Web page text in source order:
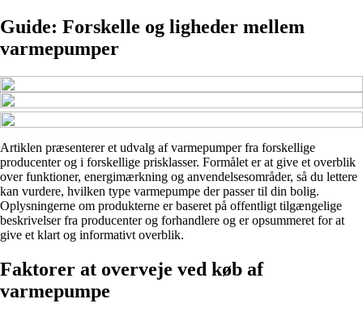
Guide: Forskelle og ligheder mellem
varmepumper
Artiklen præsenterer et udvalg af varmepumper fra forskellige
producenter og i forskellige prisklasser. Formålet er at give et overblik
over funktioner, energimærkning og anvendelsesområder, så du lettere
kan vurdere, hvilken type varmepumpe der passer til din bolig.
Oplysningerne om produkterne er baseret på offentligt tilgængelige
beskrivelser fra producenter og forhandlere og er opsummeret for at
give et klart og informativt overblik.
Faktorer at overveje ved køb af
varmepumpe